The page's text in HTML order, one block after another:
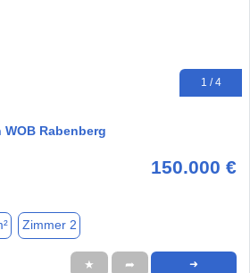
1 / 4
Rabenberg
150.000 €
Zimmer 2
★ ➦ ➜